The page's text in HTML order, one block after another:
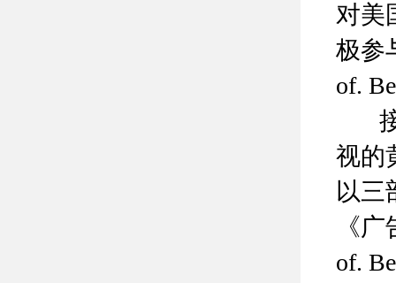
对美
极参
of.
接
视的
以三
《
of.